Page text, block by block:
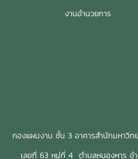
งานอำนวยการ
กองแผนงาน ชั้น 3 อาคารสำนักมหาวิท
เลขที่ 63 หมู่ที่ 4 ตำบลหนองหาร อ